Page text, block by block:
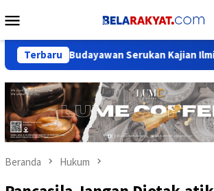
ke
Mobile
Terbaru
Budayawan Serukan Kajian Ilmiah
Beranda Hukum